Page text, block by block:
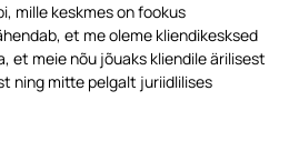
mille keskmes on fookus
et me oleme kliendikesksed
et meie nõu jõuaks kliendile ärilisest
ning mitte pelgalt juriidlilises